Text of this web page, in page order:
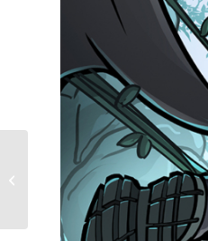
The Jokers